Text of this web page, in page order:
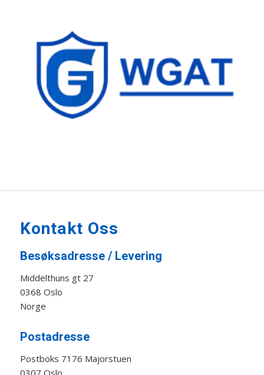
Kontakt Oss
Besøksadresse / Levering
Middelthuns gt 27
0368 Oslo
Norge
Postadresse
Postboks 7176 Majorstuen
0307 Oslo